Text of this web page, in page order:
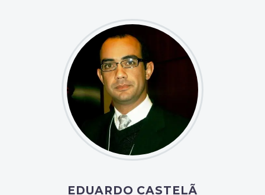
EDUARDO CASTELÃ